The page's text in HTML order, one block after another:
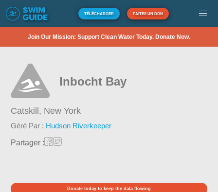
TÉLÉCHARGER FAITES UN DON
Join Our Mission: Support Clean Water Today. Donate Now.
Inbocht Bay
Catskill, New York
Géré Par : Hudson Riverkeeper
Partager :
Donate today to keep the data flowing